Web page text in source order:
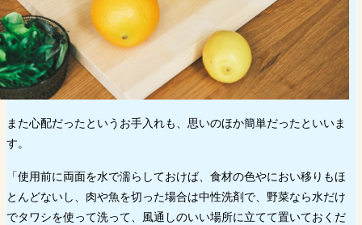
また心配だったというお手入れも、思いのほか簡単だったといいま
す。
「使用前に両面を水で濡らしておけば、食材の色やにおい移りもほ
とんどないし、肉や魚を切った場合は中性洗剤で、野菜なら水だけ
でタワシを使って洗って、風通しのいい場所に立てて置いておくだ